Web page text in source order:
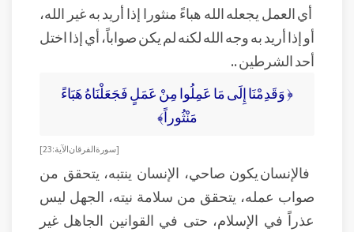
أي العمل يجعله الله هباءً منثورا إذا أريد به غير الله،
أو إذا أريد به وجه الله لكنه لم يكن صواباً، أي إذا اختل
أحد الشرطين ..
﴿ وَقَدِمْنَا إِلَى مَا عَمِلُوا مِنْ عَمَلٍ فَجَعَلْنَاهُ هَبَاءً
مَنْثُوراً﴾
[ سورة الفرقان الآية: 23]
فالإنسان يكون صاحي، الإنسان ينتبه، يتحقق من
صواب عمله، يتحقق من سلامة نيته، الجهل ليس
عذراً في الإسلام، حتى في القوانين الجاهل غير